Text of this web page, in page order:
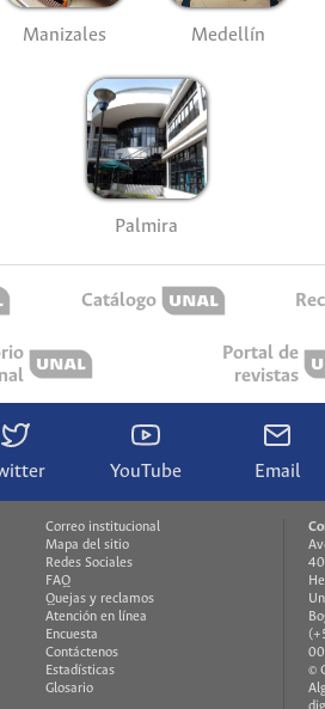
Manizales Medellín
Palmira
Catálogo
Portal de
revistas
YouTube Email
Correo institucional
Mapa del sitio
Redes Sociales
FAQ
Quejas y reclamos
Atención en línea
Encuesta
Contáctenos
Estadísticas
Glosario
©